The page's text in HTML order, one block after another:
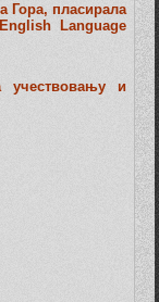
Гора, пласирала
Language
учествовању и